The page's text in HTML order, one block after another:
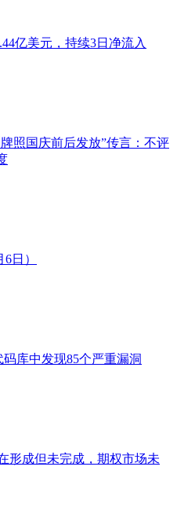
亿美元，持续3日净流入
照国庆前后发放”传言：不评
日）
码库中发现85个严重漏洞
形成但未完成，期权市场未